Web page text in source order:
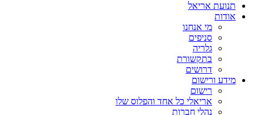
תנועת אריאל
אודות
מי אנחנו
סניפים
גלריה
בתקשורת
דרושים
מידע ורישום
רישום
אריאלי כל אחד והפלוס שלו
נהלי חברות